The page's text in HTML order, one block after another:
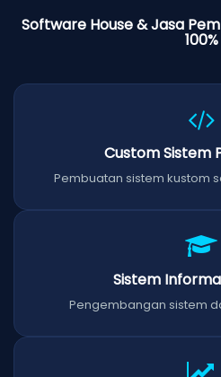
Software House & Jasa
100%
Custom Sistem
Pembuatan sistem kustom
Sistem
Pengembangan sistem